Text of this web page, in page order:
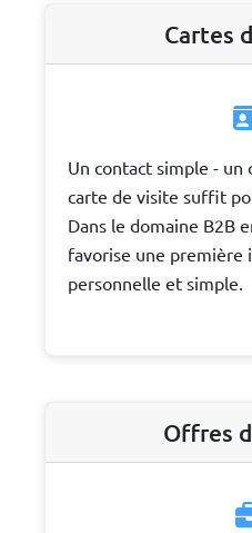
Cartes
Un contact simple - un
carte de visite suffit
Dans le domaine B2B
favorise une première
personnelle et simple.
Offres